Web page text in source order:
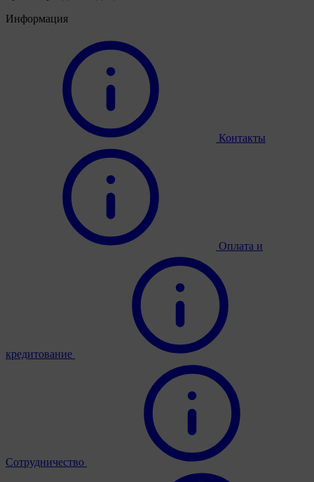
Информация
Контакты
Оплата и
кредитование
Сотрудничество